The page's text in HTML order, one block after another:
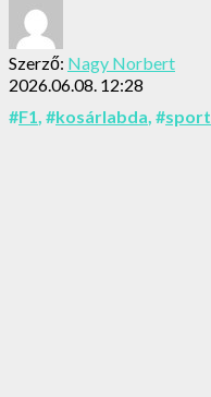
Szerző: Nagy Norbert
2026.06.08. 12:28
#F1 , #kosárlabda , #sport